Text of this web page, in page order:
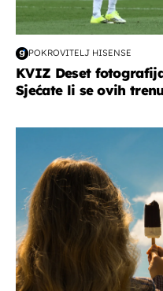
POKROVITELJ HISENSE
KVIZ Deset
Sjećate li se ovih